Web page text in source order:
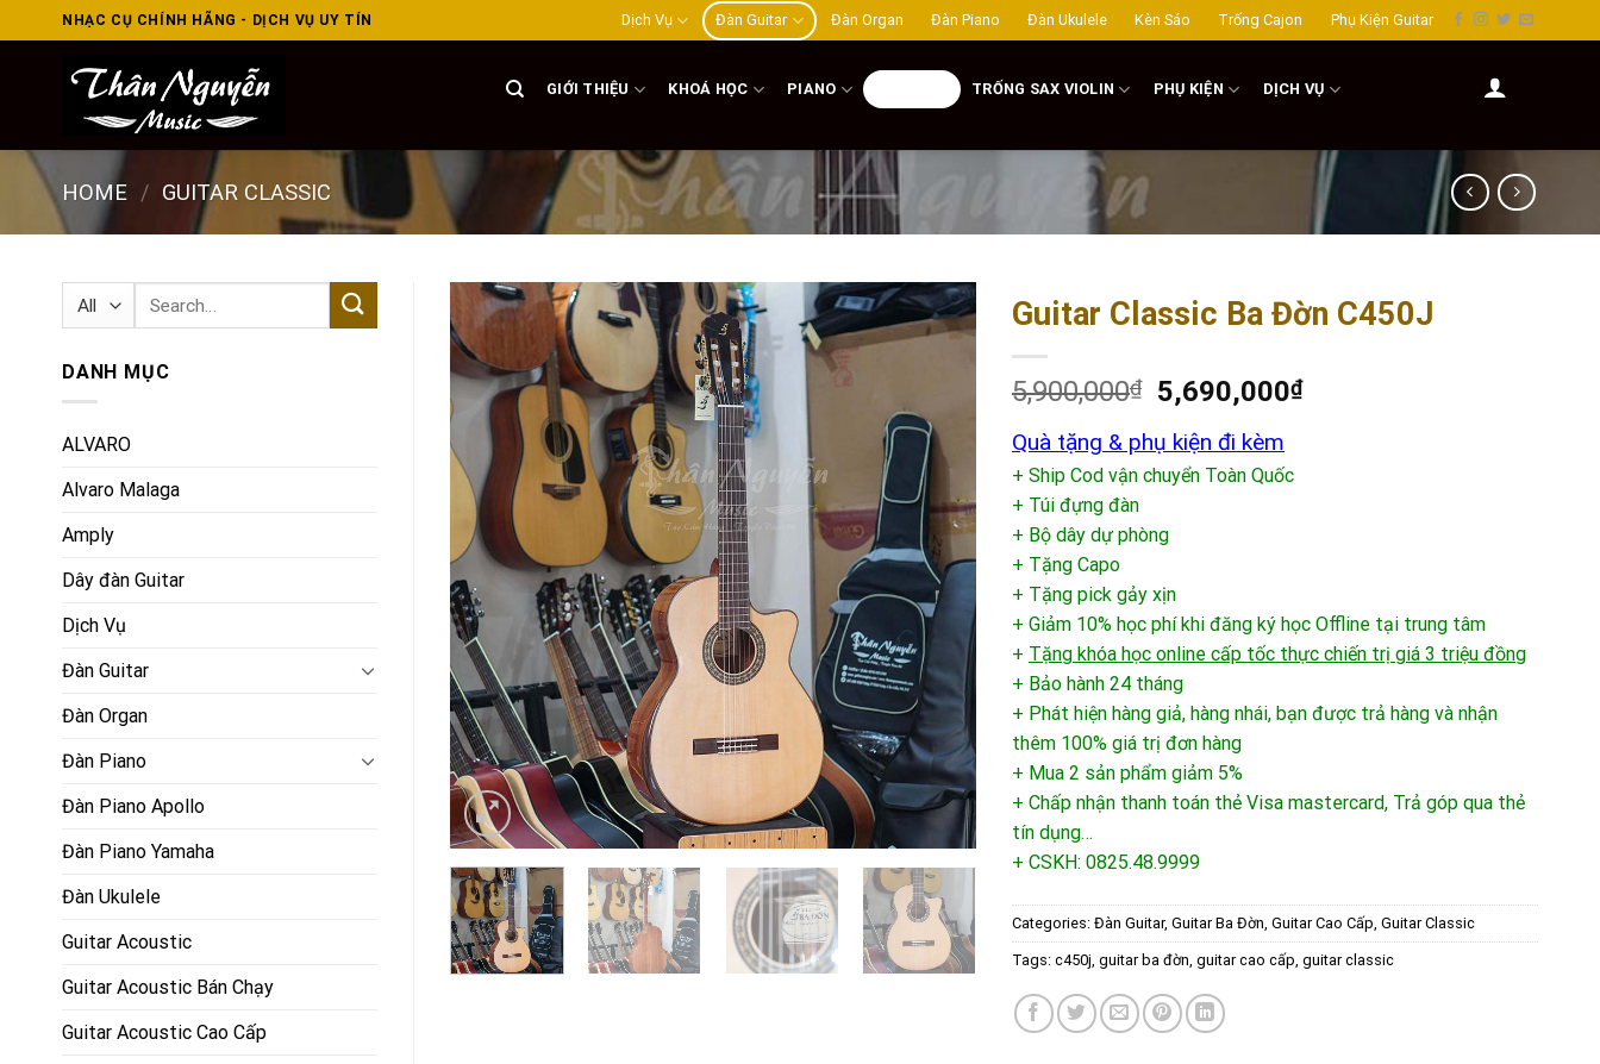
to
NHẠC CỤ CHÍNH HÃNG - DỊCH VỤ UY TÍN Dịch Vụ Đàn Guitar Đàn Organ Đàn Piano Đàn Ukulele Kèn Sáo Trống Cajon Phụ Kiện Guitar
GIỚI THIỆU KHOÁ HỌC PIANO TRỐNG SAX VIOLIN PHỤ KIỆN DỊCH VỤ
HOME / GUITAR CLASSIC
Search
DANH MỤC
ALVARO
Alvaro Malaga
Amply
Dây đàn Guitar
Dịch Vụ
Đàn Guitar
Đàn Organ
Đàn Piano
Đàn Piano Apollo
Đàn Piano Yamaha
Đàn Ukulele
Guitar Acoustic
Guitar Acoustic Bán Chạy
Guitar Acoustic Cao Cấp
Guitar Classic Ba Đờn C450J
5,900,000₫ 5,690,000₫
Quà tặng & phụ kiện đi kèm
+ Ship Cod vận chuyển Toàn Quốc
+ Túi đựng đàn
+ Bộ dây dự phòng
+ Tặng Capo
+ Tặng pick gảy xịn
+ Giảm 10% học phí khi đăng ký học Offline tại trung tâm
+ Tặng khóa học online cấp tốc thực chiến trị giá 3 triệu đồng
+ Bảo hành 24 tháng
+ Phát hiện hàng giả, hàng nhái, bạn được trả hàng và nhận
thêm 100% giá trị đơn hàng
+ Mua 2 sản phẩm giảm 5%
+ Chấp nhận thanh toán thẻ Visa mastercard, Trả góp qua thẻ
tín dụng…
+ CSKH: 0825.48.9999
Categories: Đàn Guitar, Guitar Ba Đờn, Guitar Cao Cấp, Guitar Classic
Tags: c450j, guitar ba đờn, guitar cao cấp, guitar classic